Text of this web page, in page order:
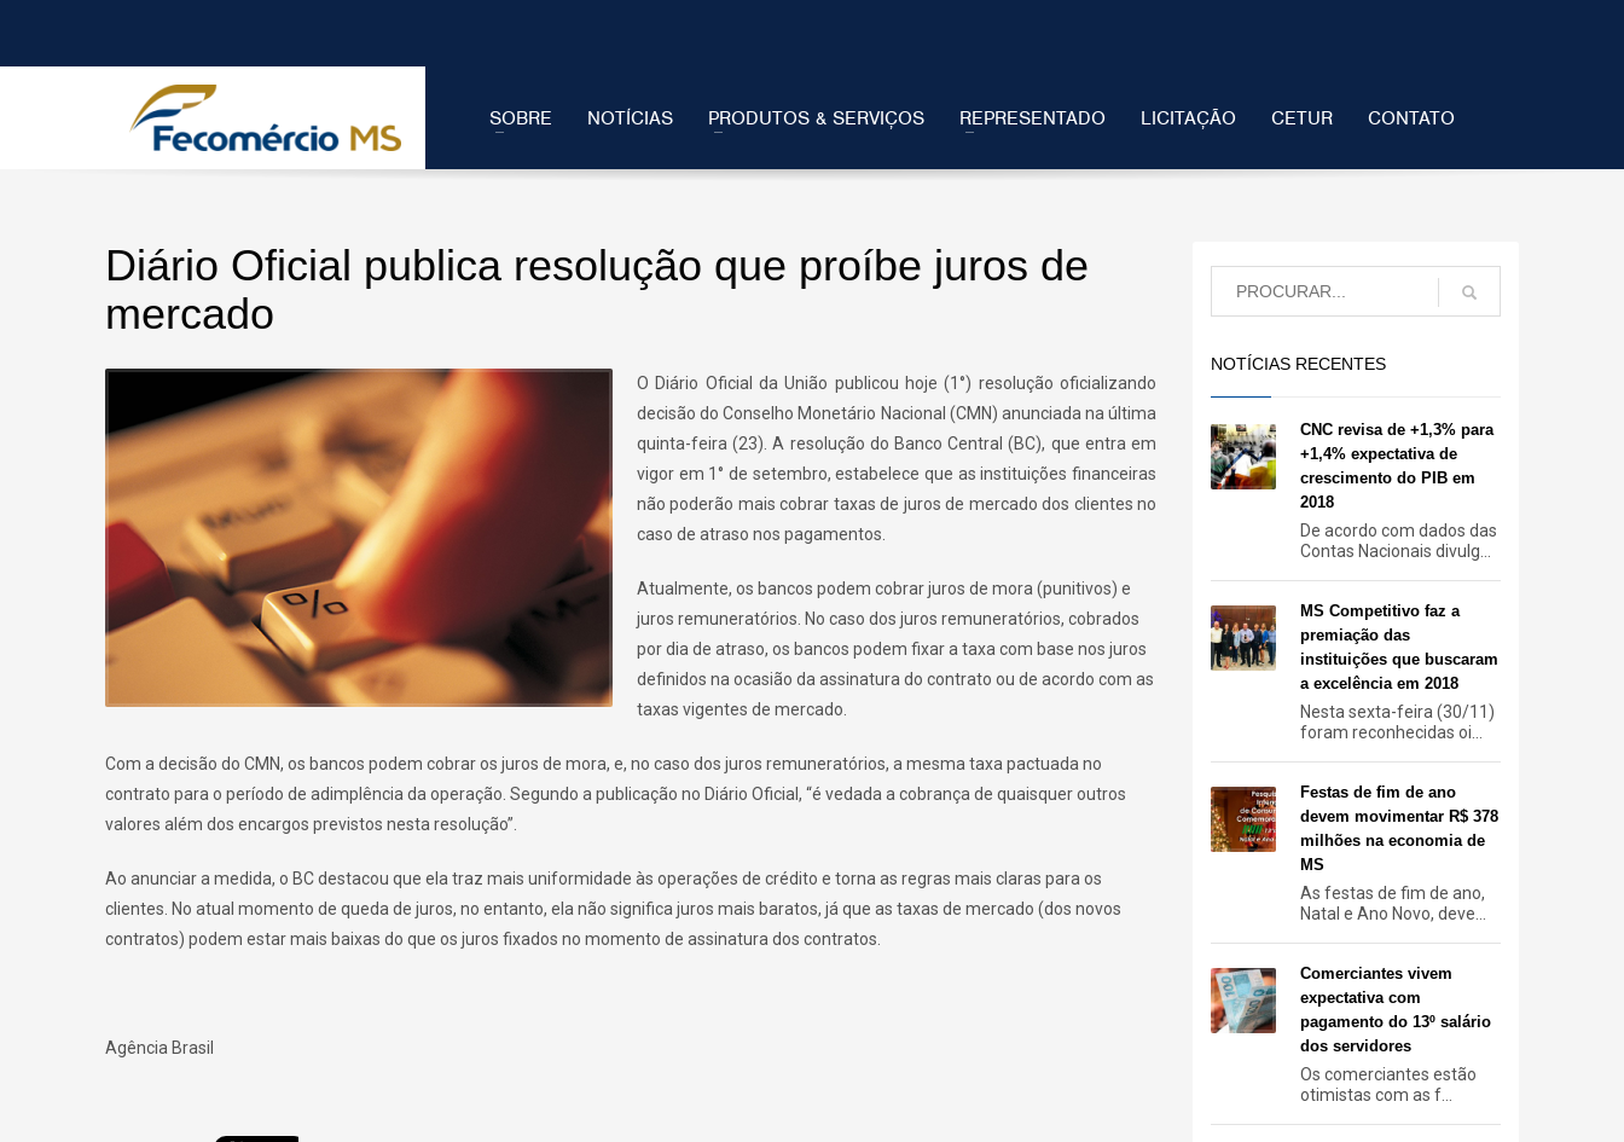
SOBRE NOTÍCIAS PRODUTOS & SERVIÇOS REPRESENTADO LICITAÇÃO CETUR CONTATO
Diário Oficial publica resolução que proíbe juros de
mercado
O Diário Oficial da União publicou hoje (1°) resolução oficializando
decisão do Conselho Monetário Nacional (CMN) anunciada na última
quinta-feira (23). A resolução do Banco Central (BC), que entra em
vigor em 1° de setembro, estabelece que as instituições financeiras
não poderão mais cobrar taxas de juros de mercado dos clientes no
caso de atraso nos pagamentos.
Atualmente, os bancos podem cobrar juros de mora (punitivos) e
juros remuneratórios. No caso dos juros remuneratórios, cobrados
por dia de atraso, os bancos podem fixar a taxa com base nos juros
definidos na ocasião da assinatura do contrato ou de acordo com as
taxas vigentes de mercado.
Com a decisão do CMN, os bancos podem cobrar os juros de mora, e, no caso dos juros remuneratórios, a mesma taxa pactuada no
contrato para o período de adimplência da operação. Segundo a publicação no Diário Oficial, “é vedada a cobrança de quaisquer outros
valores além dos encargos previstos nesta resolução”.
Ao anunciar a medida, o BC destacou que ela traz mais uniformidade às operações de crédito e torna as regras mais claras para os
clientes. No atual momento de queda de juros, no entanto, ela não significa juros mais baratos, já que as taxas de mercado (dos novos
contratos) podem estar mais baixas do que os juros fixados no momento de assinatura dos contratos.
Agência Brasil
NOTÍCIAS RECENTES
CNC revisa de +1,3% para
+1,4% expectativa de
crescimento do PIB em
2018
De acordo com dados das
Contas Nacionais divulg...
MS Competitivo faz a
premiação das
instituições que buscaram
a excelência em 2018
Nesta sexta-feira (30/11)
foram reconhecidas oi...
Festas de fim de ano
devem movimentar R$ 378
milhões na economia de
MS
As festas de fim de ano,
Natal e Ano Novo, deve...
Comerciantes vivem
expectativa com
pagamento do 13º salário
dos servidores
Os comerciantes estão
otimistas com as f...